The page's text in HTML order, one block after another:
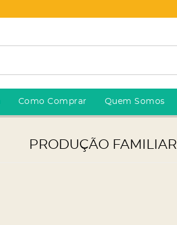
Como Comprar Quem Somos
PRODUÇÃO FAMILIAR